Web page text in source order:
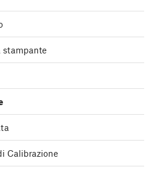
stampante
Calibrazione